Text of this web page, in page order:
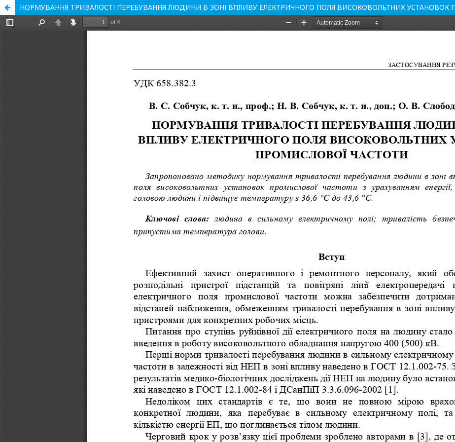
НОРМУВАННЯ ТРИВАЛОСТІ ПЕРЕБУВАННЯ ЛЮДИНИ В ЗОНІ ВПЛИВУ ЕЛЕКТРИЧНОГО ПОЛЯ ВИСОКОВОЛЬТНИХ УСТАНОВОК